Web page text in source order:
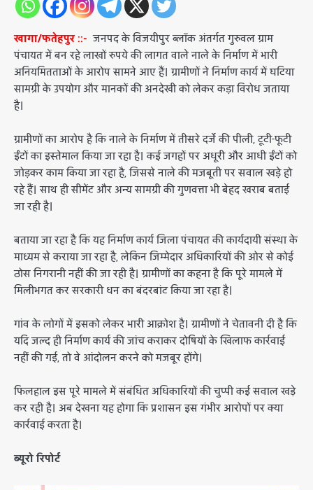
खागा/फतेहपुर ::- जनपद के विजयीपुर ब्लॉक अंतर्गत गुरुवल ग्राम
पंचायत में बन रहे लाखों रुपये की लागत वाले नाले के निर्माण में भारी
अनियमितताओं के आरोप सामने आए हैं। ग्रामीणों ने निर्माण कार्य में घटिया
सामग्री के उपयोग और मानकों की अनदेखी को लेकर कड़ा विरोध जताया
है।
ग्रामीणों का आरोप है कि नाले के निर्माण में तीसरे दर्जे की पीली, टूटी-फूटी
ईंटों का इस्तेमाल किया जा रहा है। कई जगहों पर अधूरी और आधी ईंटों को
जोड़कर काम किया जा रहा है, जिससे नाले की मजबूती पर सवाल खड़े हो
रहे हैं। साथ ही सीमेंट और अन्य सामग्री की गुणवत्ता भी बेहद खराब बताई
जा रही है।
बताया जा रहा है कि यह निर्माण कार्य जिला पंचायत की कार्यदायी संस्था के
माध्यम से कराया जा रहा है, लेकिन जिम्मेदार अधिकारियों की ओर से कोई
ठोस निगरानी नहीं की जा रही है। ग्रामीणों का कहना है कि पूरे मामले में
मिलीभगत कर सरकारी धन का बंदरबांट किया जा रहा है।
गांव के लोगों में इसको लेकर भारी आक्रोश है। ग्रामीणों ने चेतावनी दी है कि
यदि जल्द ही निर्माण कार्य की जांच कराकर दोषियों के खिलाफ कार्रवाई
नहीं की गई, तो वे आंदोलन करने को मजबूर होंगे।
फिलहाल इस पूरे मामले में संबंधित अधिकारियों की चुप्पी कई सवाल खड़े
कर रही है। अब देखना यह होगा कि प्रशासन इस गंभीर आरोपों पर क्या
कार्रवाई करता है।
ब्यूरो रिपोर्ट